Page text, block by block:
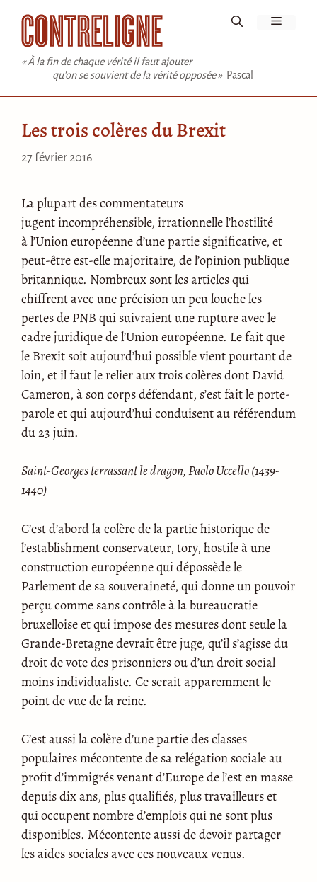
contenu
« À la fin de chaque vérité il faut ajouter
qu'on se souvient de la vérité opposée » Pascal
Menu
Les trois colères du Brexit
27 février 2016
La plupart des commentateurs
jugent incompréhensible, irrationnelle l’hostilité
à l’Union européenne d’une partie significative, et
peut-être est-elle majoritaire, de l’opinion publique
britannique. Nombreux sont les articles qui
chiffrent avec une précision un peu louche les
pertes de PNB qui suivraient une rupture avec le
cadre juridique de l’Union européenne. Le fait que
le Brexit soit aujourd’hui possible vient pourtant de
loin, et il faut le relier aux trois colères dont David
Cameron, à son corps défendant, s’est fait le porte-
parole et qui aujourd’hui conduisent au référendum
du 23 juin.
Saint-Georges terrassant le dragon, Paolo Uccello (1439-
1440)
C’est d’abord la colère de la partie historique de
l’establishment conservateur, tory, hostile à une
construction européenne qui dépossède le
Parlement de sa souveraineté, qui donne un pouvoir
perçu comme sans contrôle à la bureaucratie
bruxelloise et qui impose des mesures dont seule la
Grande-Bretagne devrait être juge, qu’il s’agisse du
droit de vote des prisonniers ou d’un droit social
moins individualiste. Ce serait apparemment le
point de vue de la reine.
C’est aussi la colère d’une partie des classes
populaires mécontente de sa relégation sociale au
profit d’immigrés venant d’Europe de l’est en masse
depuis dix ans, plus qualifiés, plus travailleurs et
qui occupent nombre d’emplois qui ne sont plus
disponibles. Mécontente aussi de devoir partager
les aides sociales avec ces nouveaux venus.